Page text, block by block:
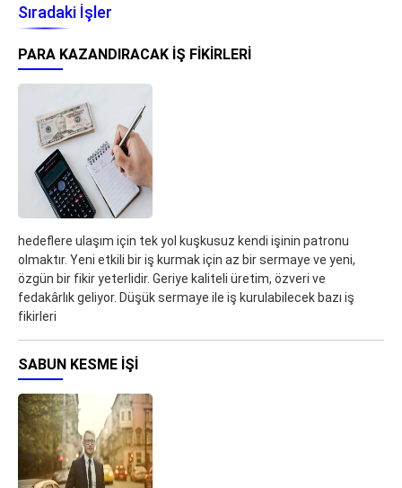
Sıradaki İşler
PARA KAZANDIRACAK İŞ FIKIRLERI
hedeflere ulaşım için tek yol kuşkusuz kendi işinin patronu
olmaktır. Yeni etkili bir iş kurmak için az bir sermaye ve yeni,
özgün bir fikir yeterlidir. Geriye kaliteli üretim, özveri ve
fedakârlık geliyor. Düşük sermaye ile iş kurulabilecek bazı iş
fikirleri
SABUN KESME İŞI